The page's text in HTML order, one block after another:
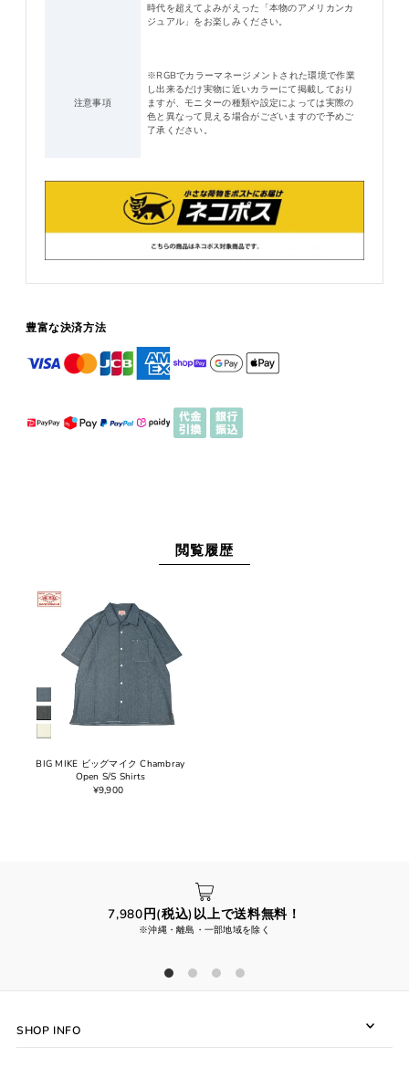
時代を超えてよみがえった「本物のアメリカンカ
ジュアル」をお楽しみください。
注意事項
※RGBでカラーマネージメントされた環境で作業
し出来るだけ実物に近いカラーにて掲載しており
ますが、モニターの種類や設定によっては実際の
色と異なって見える場合がございますので予めご
了承ください。
豊富な決済方法
閲覧履歴
BIG MIKE ビッグマイク Chambray
Open S/S Shirts
¥9,900
7,980円(税込)以上で送料無料！
※沖縄・離島・一部地域を除く
SHOP INFO